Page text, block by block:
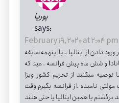
پوریا
says:
February 19, 2020 at 2:04 pm
دادن از ایتالیا ،. با اینهمه سابقه
کانادا و شش ماه پیش فرانسه . عید که
میکنید از تحریم کشور ویزا
مولتی نامیده .از فرانسه بگیرم وقت